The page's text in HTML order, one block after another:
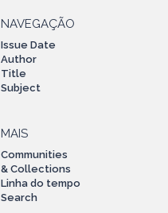
NAVEGAÇÃO
Issue Date
Author
Title
Subject
MAIS
Communities
& Collections
Linha do tempo
Search